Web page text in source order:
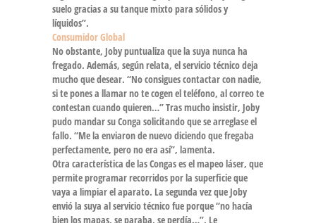
suelo gracias a su tanque mixto para sólidos y
líquidos”.
Consumidor Global
No obstante, Joby puntualiza que la suya nunca ha
fregado. Además, según relata, elservicio técnicodeja
mucho que desear. “No consigues contactar con nadie,
si te pones a llamar no te cogen el teléfono, al correo te
contestan cuando quieren…” Tras mucho insistir, Joby
pudo mandar su Conga solicitando que se arreglase el
fallo. “Me la enviaron de nuevo diciendo que fregaba
perfectamente, pero no era así”, lamenta.
Otra característica de las Congas es elmapeo láser, que
permite programar recorridos por la superficie que
vaya a limpiar el aparato. La segunda vez que Joby
envió la suya al servicio técnico fue porque “no hacía
bien los mapas, se paraba, se perdía…”. Le